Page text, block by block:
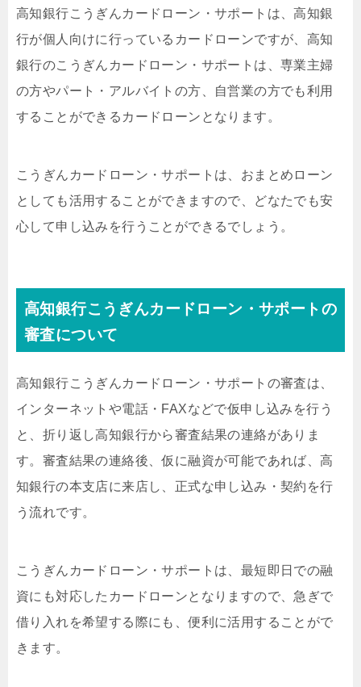
高知銀行こうぎんカードローン・サポートは、高知銀
行が個人向けに行っているカードローンですが、高知
銀行のこうぎんカードローン・サポートは、専業主婦
の方やパート・アルバイトの方、自営業の方でも利用
することができるカードローンとなります。
こうぎんカードローン・サポートは、おまとめローン
としても活用することができますので、どなたでも安
心して申し込みを行うことができるでしょう。
高知銀行こうぎんカードローン・サポートの
審査について
高知銀行こうぎんカードローン・サポートの審査は、
インターネットや電話・FAXなどで仮申し込みを行う
と、折り返し高知銀行から審査結果の連絡がありま
す。審査結果の連絡後、仮に融資が可能であれば、高
知銀行の本支店に来店し、正式な申し込み・契約を行
う流れです。
こうぎんカードローン・サポートは、最短即日での融
資にも対応したカードローンとなりますので、急ぎで
借り入れを希望する際にも、便利に活用することがで
きます。